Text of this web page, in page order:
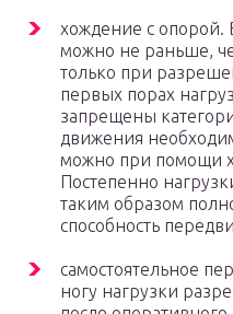
хождение с опорой.
можно не раньше,
только при
первых порах
запрещены
движения
можно при помощи
Постепенно
таким образом
способность
самостоятельное
ногу нагрузки